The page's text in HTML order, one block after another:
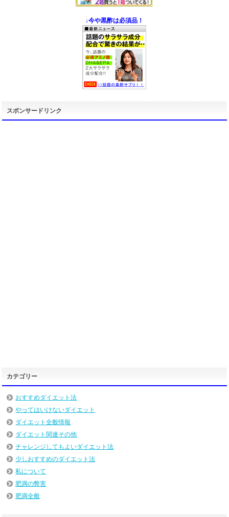
↓今や黒酢は必須品！
スポンサードリンク
カテゴリー
おすすめダイエット法
やってはいけないダイエット
ダイエット全般情報
ダイエット関連その他
チャレンジしてもよいダイエット法
少しおすすめのダイエット法
私について
肥満の弊害
肥満全般